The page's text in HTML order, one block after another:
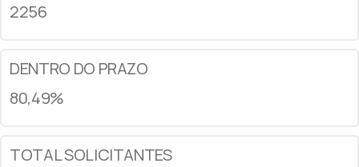
2256
DENTRO DO PRAZO
80,49%
TOTAL SOLICITANTES